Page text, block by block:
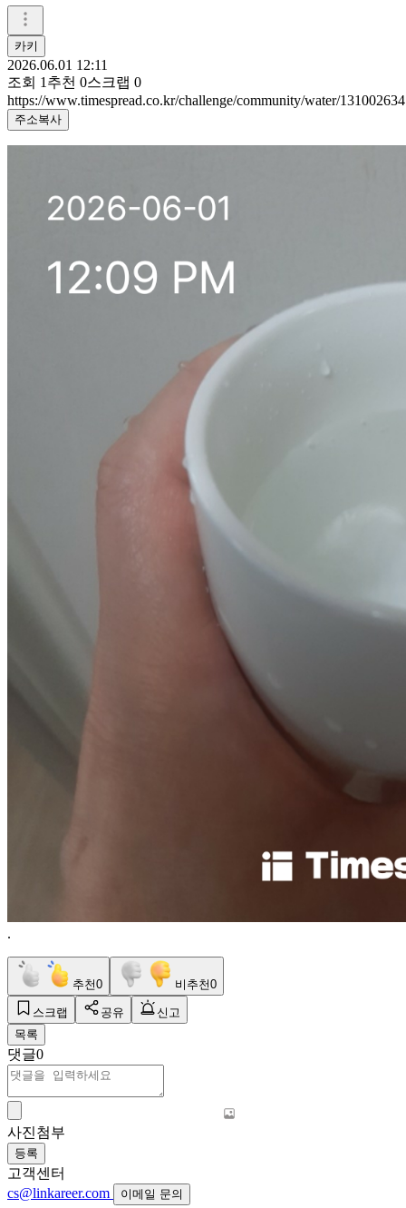
카키
2026.06.01 12:11
조회 1 추천 0스크랩 0
https://www.timespread.co.kr/challenge/community/water/131002634
주소복사
.
추천0 비추천0
스크랩 공유
신고
목록
댓글0
사진첨부
등록
고객센터
cs@linkareer.com
이메일 문의